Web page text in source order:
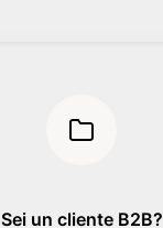
Sei un cliente B2B?